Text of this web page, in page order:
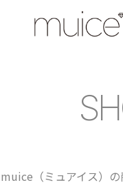
muice（ミュアイス）